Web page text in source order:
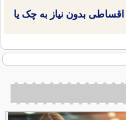
اقساطی بدون نیاز به چک یا